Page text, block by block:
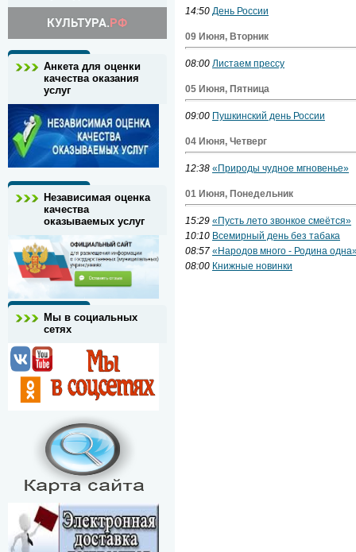
Анкета для оценки
качества оказания
услуг
Независимая оценка
качества
оказываемых услуг
Мы в социальных
сетях
14:50 День России
09 Июня, Вторник
08:00 Листаем прессу
05 Июня, Пятница
09:00 Пушкинский день России
04 Июня, Четверг
12:38 «Природы чудное мгновенье»
01 Июня, Понедельник
15:29 «Пусть лето звонкое смеётся»
10:10 Всемирный день без табака
08:57 «Народов много - Родина
08:00 Книжные новинки